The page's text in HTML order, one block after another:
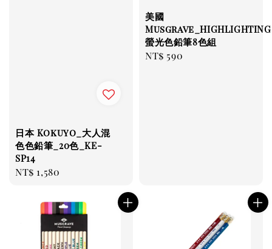
日本 Kokuyo_大人混
色色鉛筆_20色_KE-
SP14
Regular
NT$ 1,580
美國
螢光色鉛筆8色組
Regular
NT$ 590